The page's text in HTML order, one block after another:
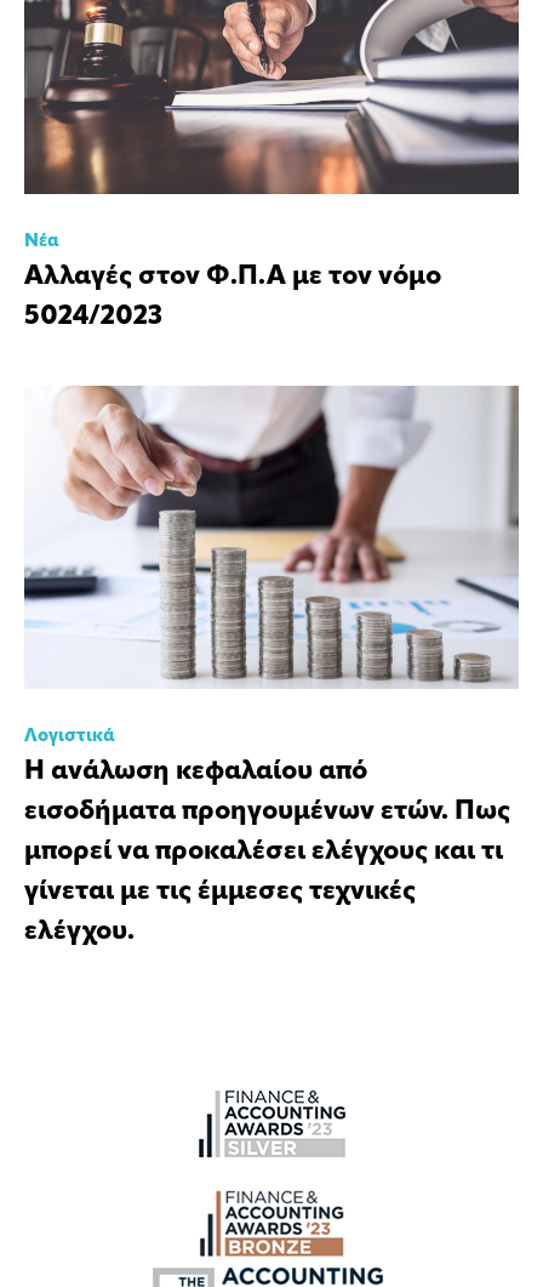
Νέα
Αλλαγές στον Φ.Π.Α με τον νόμο
5024/2023
Λογιστικά
Η ανάλωση κεφαλαίου από
εισοδήματα προηγουμένων ετών. Πως
μπορεί να προκαλέσει ελέγχους και τι
γίνεται με τις έμμεσες τεχνικές
ελέγχου.